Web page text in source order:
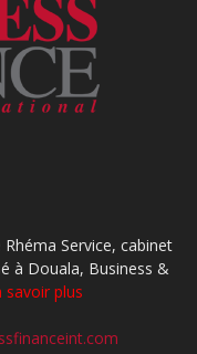
Service, cabinet
à Douala, Business &
savoir plus